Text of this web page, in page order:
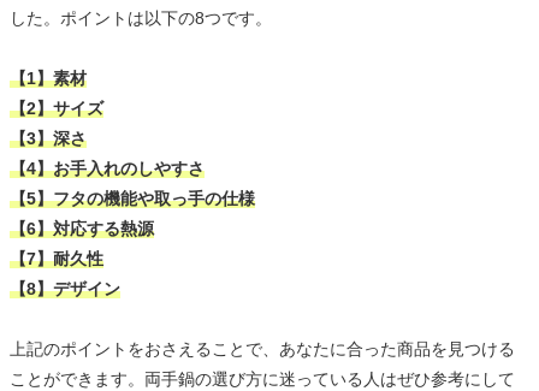
した。ポイントは以下の8つです。
【1】素材
【2】サイズ
【3】深さ
【4】お手入れのしやすさ
【5】フタの機能や取っ手の仕様
【6】対応する熱源
【7】耐久性
【8】デザイン
上記のポイントをおさえることで、あなたに合った商品を見つける
ことができます。両手鍋の選び方に迷っている人はぜひ参考にして